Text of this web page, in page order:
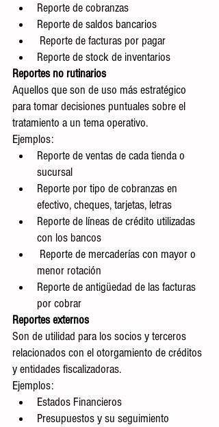
Reporte de cobranzas
Reporte de saldos bancarios
Reporte de facturas por pagar
Reporte de stock de inventarios
Reportes no rutinarios
Aquellos que son de uso más estratégico
para tomar decisiones puntuales sobre el
tratamiento a un tema operativo.
Ejemplos:
Reporte de ventas de cada tienda o
sucursal
Reporte por tipo de cobranzas en
efectivo, cheques, tarjetas, letras
Reporte de líneas de crédito utilizadas
con los bancos
menor rotación
Reporte de antigüedad de las facturas
por cobrar
Reportes externos
Son de utilidad para los socios y terceros
relacionados con el otorgamiento de créditos
y entidades fiscalizadoras.
Ejemplos:
Estados Financieros
Presupuestos y su seguimiento